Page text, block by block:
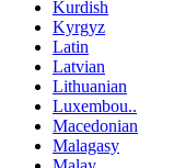
Kurdish
Kyrgyz
Latin
Latvian
Lithuanian
Luxembou..
Macedonian
Malagasy